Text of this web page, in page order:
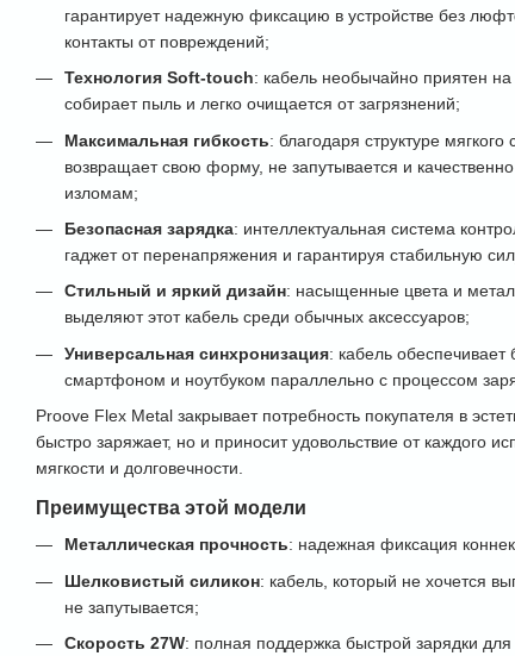
гарантирует надежную фиксацию в устройстве без
контакты от повреждений;
Технология Soft-touch: кабель необычайно приятен
собирает пыль и легко очищается от загрязнений;
Максимальная гибкость: благодаря структуре
возвращает свою форму, не запутывается и
изломам;
Безопасная зарядка: интеллектуальная система
гаджет от перенапряжения и гарантируя стабильную
Стильный и яркий дизайн: насыщенные цвета и
выделяют этот кабель среди обычных аксессуаров;
Универсальная синхронизация: кабель
смартфоном и ноутбуком параллельно с процессом
Proove Flex Metal закрывает потребность покупателя в
быстро заряжает, но и приносит удовольствие от каждого
мягкости и долговечности.
Преимущества этой модели
Металлическая прочность: надежная фиксация
Шелковистый силикон: кабель, который не хочется
не запутывается;
Скорость 27W: полная поддержка быстрой зарядки